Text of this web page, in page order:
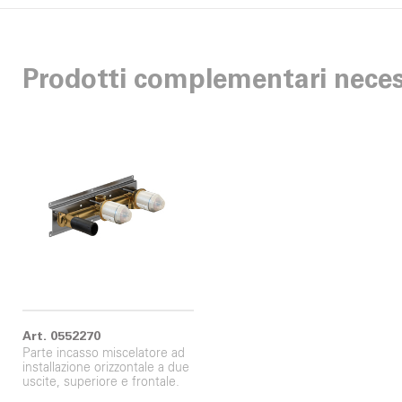
Prodotti complementari
Art. 0552270
Parte incasso miscelatore ad
installazione orizzontale a due
uscite, superiore e frontale.